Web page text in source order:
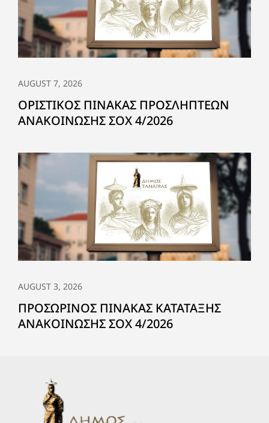
AUGUST 7, 2026
ΟΡΙΣΤΙΚΟΣ ΠΙΝΑΚΑΣ ΠΡΟΣΛΗΠΤΕΩΝ
ΑΝΑΚΟΙΝΩΣΗΣ ΣΟΧ 4/2026
AUGUST 3, 2026
ΠΡΟΣΩΡΙΝΟΣ ΠΙΝΑΚΑΣ ΚΑΤΑΤΑΞΗΣ
ΑΝΑΚΟΙΝΩΣΗΣ ΣΟΧ 4/2026